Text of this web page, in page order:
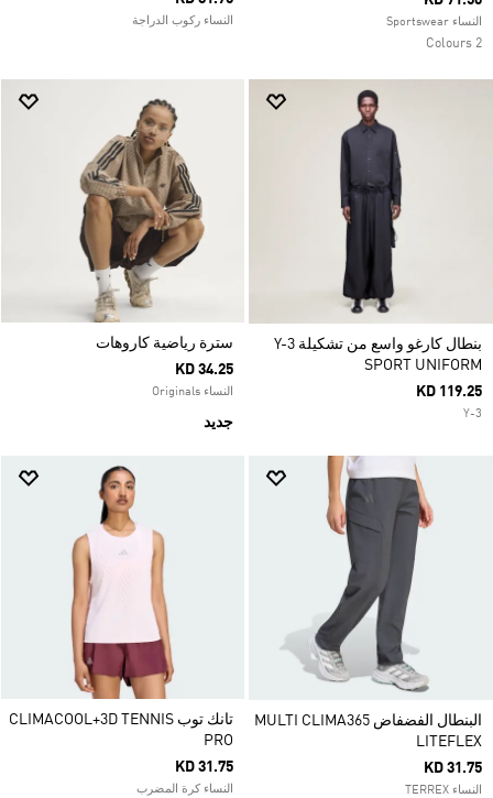
النساء Sportswear
2 Colours
النساء ركوب الدراجة
بنطال كارغو واسع من تشكيلة Y-3
SPORT UNIFORM
KD 119.25
Y-3
سترة رياضية كاروهات
KD 34.25
النساء Originals
جديد
البنطال الفضفاض MULTI CLIMA365
LITEFLEX
KD 31.75
النساء TERREX
تانك توب CLIMACOOL+3D TENNIS
PRO
KD 31.75
النساء كرة المضرب